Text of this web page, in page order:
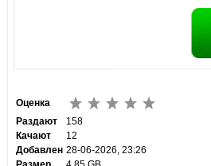
Оценка
Раздают
158
Качают
12
Добавлен 28-06-2026, 23:26